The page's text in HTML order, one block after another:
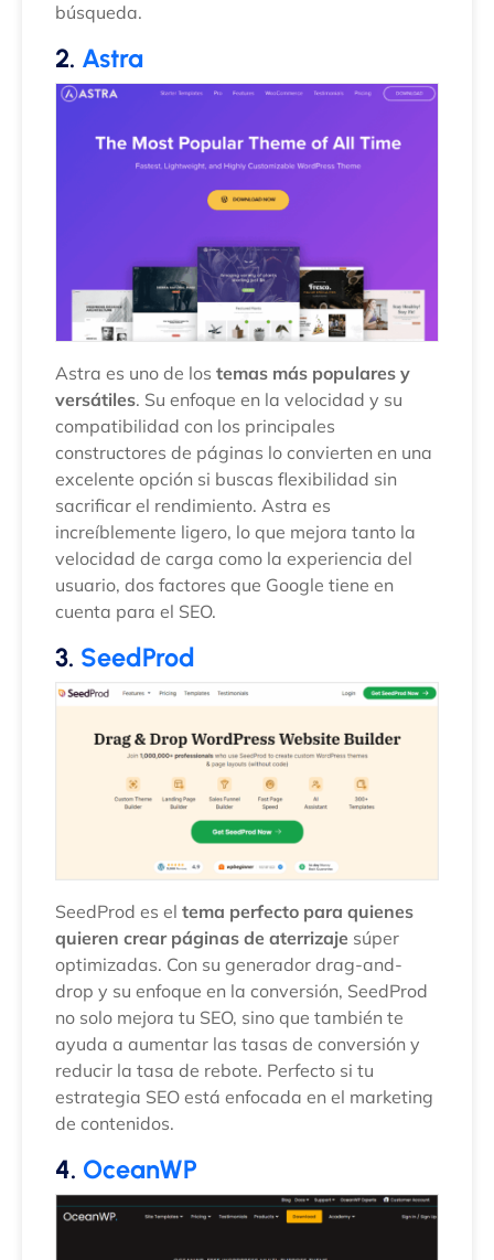
búsqueda.
2. Astra
Astra es uno de los temas más populares y
versátiles. Su enfoque en la velocidad y su
compatibilidad con los principales
constructores de páginas lo convierten en una
excelente opción si buscas flexibilidad sin
sacrificar el rendimiento. Astra es
increíblemente ligero, lo que mejora tanto la
velocidad de carga como la experiencia del
usuario, dos factores que Google tiene en
cuenta para el SEO.
3. SeedProd
SeedProd es el tema perfecto para quienes
quieren crear páginas de aterrizaje súper
optimizadas. Con su generador drag-and-
drop y su enfoque en la conversión, SeedProd
no solo mejora tu SEO, sino que también te
ayuda a aumentar las tasas de conversión y
reducir la tasa de rebote. Perfecto si tu
estrategia SEO está enfocada en el marketing
de contenidos.
4. OceanWP